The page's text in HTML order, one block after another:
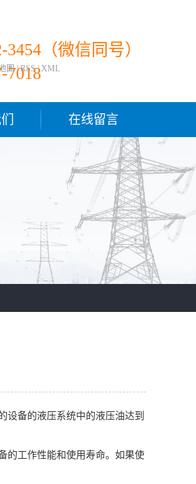
3454（微信同号）
7018
图|RSS|XML
在线留言
备的液压系统中的液压油达到
工作性能和使用寿命。如果使